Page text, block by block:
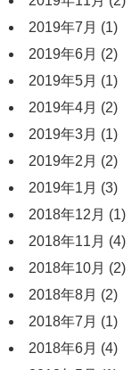
2019年7月 (1)
2019年6月 (2)
2019年5月 (1)
2019年4月 (2)
2019年3月 (1)
2019年2月 (2)
2019年1月 (3)
2018年12月 (1)
2018年11月 (4)
2018年10月 (2)
2018年8月 (2)
2018年7月 (1)
2018年6月 (4)